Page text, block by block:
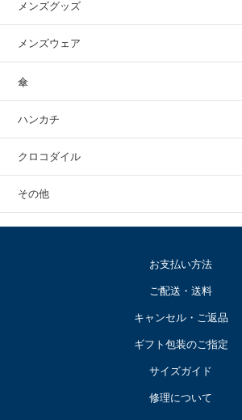
メンズグッズ
メンズウェア
傘
ハンカチ
クロコダイル
その他
お支払い方法
ご配送・送料
キャンセル・ご返品
ギフト包装のご指定
サイズガイド
修理について